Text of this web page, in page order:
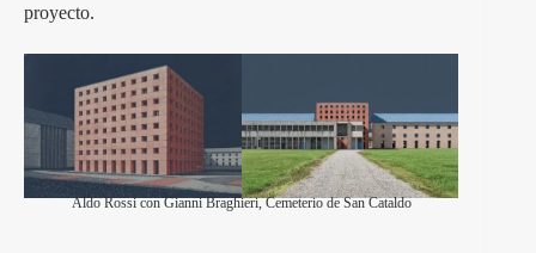
proyecto.
Aldo Rossi con Gianni Braghieri, Cemeterio de San Cataldo